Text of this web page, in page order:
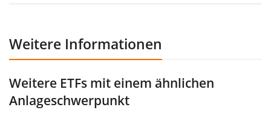
Weitere Informationen
Weitere ETFs mit einem ähnlichen
Anlageschwerpunkt